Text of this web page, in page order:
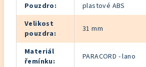
Pouzdro:
plastové ABS
Velikost
pouzdra: 31 mm
Materiál
řemínku: PARACORD - lano